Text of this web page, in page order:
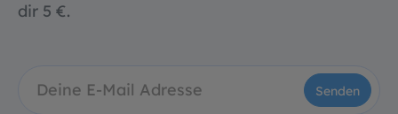
dir 5 €.
Senden